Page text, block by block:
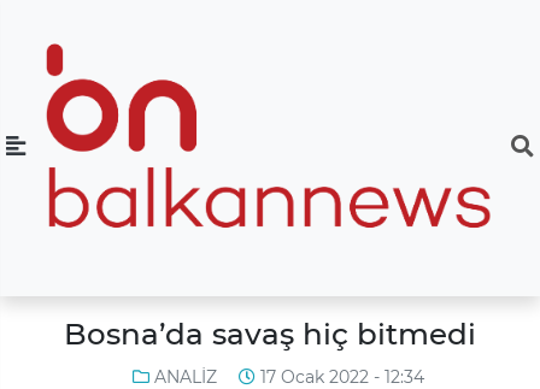
Bosna’da savaş hiç bitmedi
ANALİZ 17 Ocak 2022 - 12:34